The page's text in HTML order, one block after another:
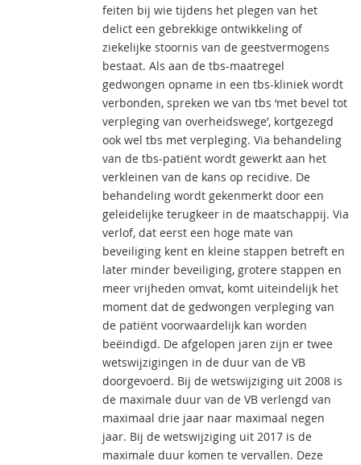
feiten bij wie tijdens het plegen van het
delict een gebrekkige ontwikkeling of
ziekelijke stoornis van de geestvermogens
bestaat. Als aan de tbs-maatregel
gedwongen opname in een tbs-kliniek wordt
verbonden, spreken we van tbs ‘met bevel tot
verpleging van overheidswege’, kortgezegd
ook wel tbs met verpleging. Via behandeling
van de tbs-patiënt wordt gewerkt aan het
verkleinen van de kans op recidive. De
behandeling wordt gekenmerkt door een
geleidelijke terugkeer in de maatschappij. Via
verlof, dat eerst een hoge mate van
beveiliging kent en kleine stappen betreft en
later minder beveiliging, grotere stappen en
meer vrijheden omvat, komt uiteindelijk het
moment dat de gedwongen verpleging van
de patiënt voorwaardelijk kan worden
beëindigd. De afgelopen jaren zijn er twee
wetswijzigingen in de duur van de VB
doorgevoerd. Bij de wetswijziging uit 2008 is
de maximale duur van de VB verlengd van
maximaal drie jaar naar maximaal negen
jaar. Bij de wetswijziging uit 2017 is de
maximale duur komen te vervallen. Deze